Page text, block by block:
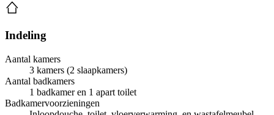
Indeling
Aantal kamers
3 kamers (2 slaapkamers)
Aantal badkamers
1 badkamer en 1 apart toilet
Badkamervoorzieningen